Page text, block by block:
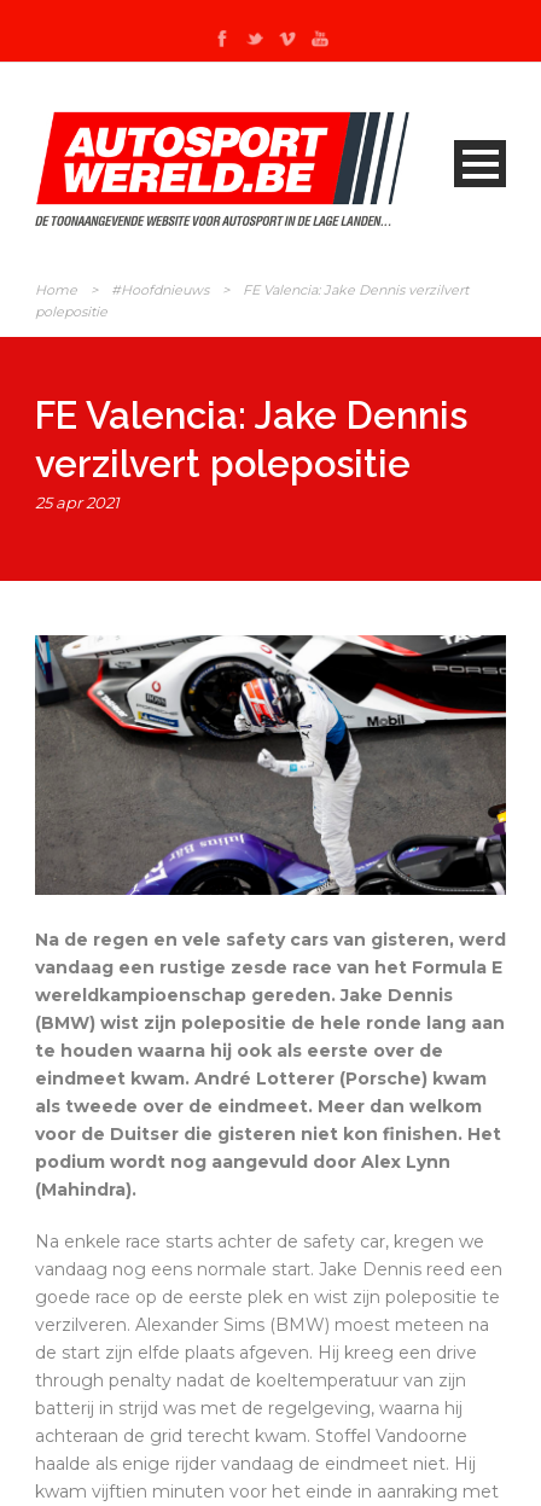
Home > #Hoofdnieuws >
FE Valencia: Jake Dennis verzilvert
polepositie
FE Valencia: Jake Dennis
verzilvert polepositie
25 apr 2021
Na de regen en vele safety cars van gisteren, werd
vandaag een rustige zesde race van het Formula E
wereldkampioenschap gereden. Jake Dennis
(BMW) wist zijn polepositie de hele ronde lang aan
te houden waarna hij ook als eerste over de
eindmeet kwam. André Lotterer (Porsche) kwam
als tweede over de eindmeet. Meer dan welkom
voor de Duitser die gisteren niet kon finishen. Het
podium wordt nog aangevuld door Alex Lynn
(Mahindra).
Na enkele race starts achter de safety car, kregen we
vandaag nog eens normale start. Jake Dennis reed een
goede race op de eerste plek en wist zijn polepositie te
verzilveren. Alexander Sims (BMW) moest meteen na
de start zijn elfde plaats afgeven. Hij kreeg een drive
through penalty nadat de koeltemperatuur van zijn
batterij in strijd was met de regelgeving, waarna hij
achteraan de grid terecht kwam. Stoffel Vandoorne
haalde als enige rijder vandaag de eindmeet niet. Hij
kwam vijftien minuten voor het einde in aanraking met